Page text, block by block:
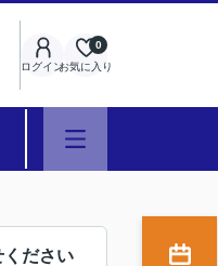
ログインお気に入り
0
ください